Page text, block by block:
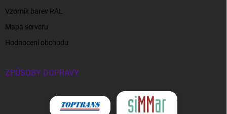
Vzorník barev RAL
Mapa serveru
Hodnocení obchodu
ZPŮSOBY DOPRAVY